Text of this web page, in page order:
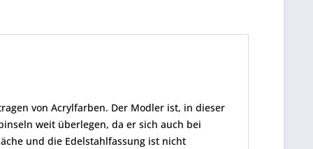
von Acrylfarben. Der Modler ist, in dieser
weit überlegen, da er sich auch bei
und die Edelstahlfassung ist nicht